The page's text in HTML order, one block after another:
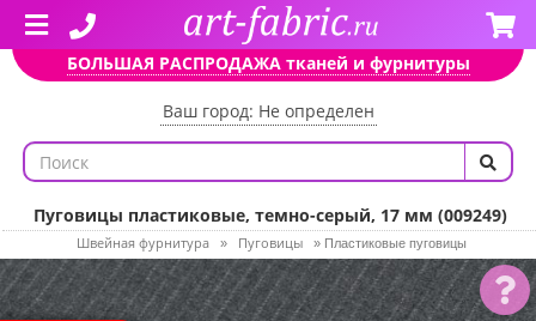
БОЛЬШАЯ РАСПРОДАЖА тканей и фурнитуры
Ваш город: Не определен
Пуговицы пластиковые, темно-серый, 17 мм (009249)
Швейная фурнитура » Пуговицы » Пластиковые пуговицы